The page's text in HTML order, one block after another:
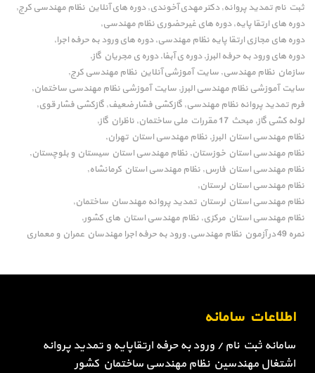
ثبت نام تمدید پروانه,دکتر مهدی آخوندی,دوره های آنلاین نظام مهندسی کرج,
دوره های ارتقا پایه,دوره های غیرحضوری نظام مهندسی,
دوره های مجازی ارتقا پایه نظام مهندسی,دوره های ورود به حرفه اجرا,
دوره های ورود به حرفه البرز,دوره ی آبفا,دوره ی مجریان گاز,
سازمان نظام مهندسی, سایت آموزشی آنلاین نظام مهندسی کرج,
سایت آموزشی نظام مهندسی البرز, سایت آموزشی نظام مهندسی ساختمان,
فرم تمدید پروانه نظام مهندسی, گازکشی فشار ضعیف, گازکشی فشار قوی,
لوله کشی گاز, مبحث 17 مقررات ملی ساختمان , ناظران گاز,
نظام مهندسی استان البرز, نظام مهندسی استان تهران,
نظام مهندسی استان خوزستان, نظام مهندسی استان سیستان و بلوچستان,
نظام مهندسی استان فارس, نظام مهندسی استان کرمانشاه,
نظام مهندسی استان لرستان,
نظام مهندسی استان لرستان تمدید پروانه مهندسان ساختمان,
نظام مهندسی استان مرکزی, نظام مهندسی استان های کشور,
نمره 49 در آزمون نظام مهندسی ,ورود به حرفه اجرا مهندسان عمران و معماری
اطلاعات سامانه
سامانه ثبت نام / ورود به حرفه ارتقاپایه و تمدید پروانه
اشتغال مهندسین نظام مهندسی ساختمان کشور